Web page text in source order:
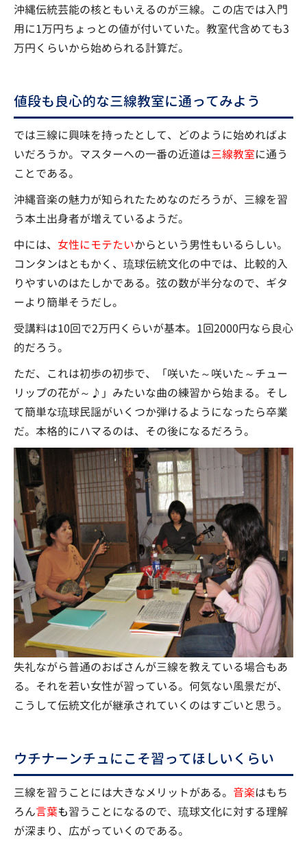
沖縄伝統芸能の核ともいえるのが三線。この店では入門
用に1万円ちょっとの値が付いていた。教室代含めても3
万円くらいから始められる計算だ。
値段も良心的な三線教室に通ってみよう
では三線に興味を持ったとして、どのように始めればよ
いだろうか。マスターへの一番の近道は三線教室に通う
ことである。
沖縄音楽の魅力が知られたためなのだろうが、三線を習
う本土出身者が増えているようだ。
中には、 女性にモテたいからという男性もいるらしい。
コンタンはともかく、琉球伝統文化の中では、比較的入
りやすいのはたしかである。弦の数が半分なので、ギタ
ーより簡単そうだし。
受講料は10回で2万円くらいが基本。1回2000円なら良心
的だろう。
ただ、これは初歩の初歩で、「咲いた～咲いた～チュー
リップの花が～♪」みたいな曲の練習から始まる。そし
て簡単な琉球民謡がいくつか弾けるようになったら卒業
だ。本格的にハマるのは、その後になるだろう。
失礼ながら普通のおばさんが三線を教えている場合もあ
る。それを若い女性が習っている。何気ない風景だが、
こうして伝統文化が継承されていくのはすごいと思う。
ウチナーンチュにこそ習ってほしいくらい
三線を習うことには大きなメリットがある。 音楽はもち
ろん言葉も習うことになるので、琉球文化に対する理解
が深まり、広がっていくのである。